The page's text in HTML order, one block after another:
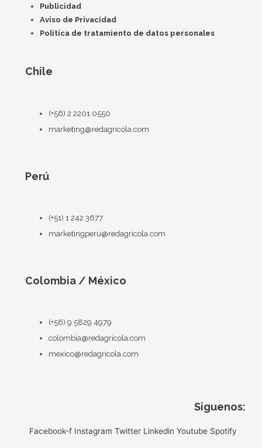
Publicidad
Aviso de Privacidad
Política de tratamiento de datos personales
Chile
(+56) 2 2201 0550
marketing@redagricola.com
Perú
(+51) 1 242 3677
marketingperu@redagricola.com
Colombia / México
(+56) 9 5829 4979
colombia@redagricola.com
mexico@redagricola.com
Siguenos:
Facebook-f Instagram Twitter Linkedin Youtube Spotify